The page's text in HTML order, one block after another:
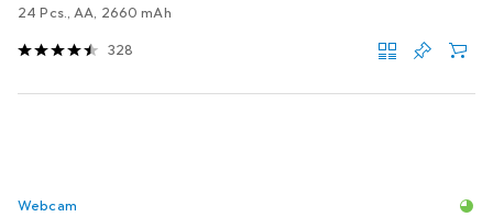
24 Pcs., AA, 2660 mAh
328
Webcam